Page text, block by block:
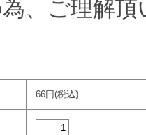
、ご理解
66円(税込)